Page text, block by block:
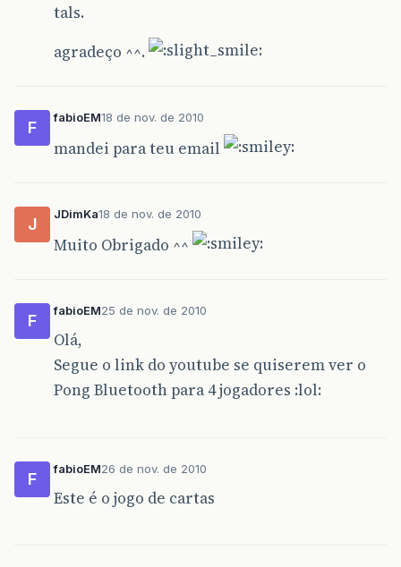
tals.
agradeço ^^.
F
fabioEM18 de nov. de 2010
mandei para teu email
J
JDimKa18 de nov. de 2010
Muito Obrigado ^^
F
fabioEM25 de nov. de 2010
Olá,
Segue o link do youtube se quiserem ver o
Pong Bluetooth para 4 jogadores :lol:
F
fabioEM26 de nov. de 2010
Este é o jogo de cartas